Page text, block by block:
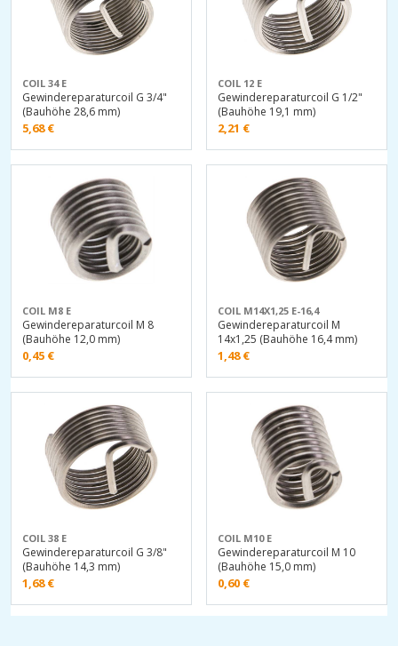
COIL 34 E
Gewindereparaturcoil G 3/4"
(Bauhöhe 28,6 mm)
5,68€
COIL 12 E
Gewindereparaturcoil G 1/2"
(Bauhöhe 19,1 mm)
2,21 €
COIL M8 E
Gewindereparaturcoil M 8
(Bauhöhe 12,0 mm)
0,45 €
COIL M14X1,25 E-16,4
Gewindereparaturcoil M
14x1,25 (Bauhöhe 16,4 mm)
1,48€
COIL 38 E
Gewindereparaturcoil G 3/8"
(Bauhöhe 14,3 mm)
1,68€
COIL M10 E
Gewindereparaturcoil M 10
(Bauhöhe 15,0 mm)
0,60 €